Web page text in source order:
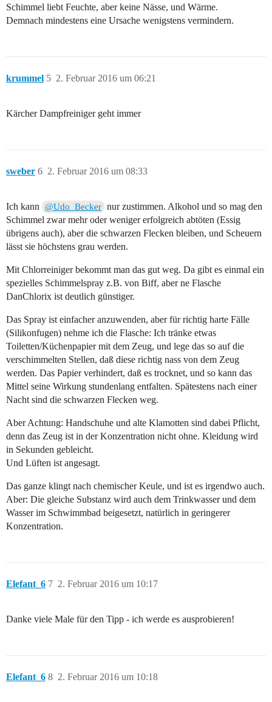
Schimmel liebt Feuchte, aber keine Nässe, und Wärme.
Demnach mindestens eine Ursache wenigstens vermindern.
krummel 2. Februar 2016 um 06:21
5
Kärcher Dampfreiniger geht immer
sweber 2. Februar 2016 um 08:33
6
Ich kann @Udo_Becker nur zustimmen. Alkohol und so mag den
Schimmel zwar mehr oder weniger erfolgreich abtöten (Essig
übrigens auch), aber die schwarzen Flecken bleiben, und Scheuern
lässt sie höchstens grau werden.
Mit Chlorreiniger bekommt man das gut weg. Da gibt es einmal ein
spezielles Schimmelspray z.B. von Biff, aber ne Flasche
DanChlorix ist deutlich günstiger.
Das Spray ist einfacher anzuwenden, aber für richtig harte Fälle
(Silikonfugen) nehme ich die Flasche: Ich tränke etwas
Toiletten/Küchenpapier mit dem Zeug, und lege das so auf die
verschimmelten Stellen, daß diese richtig nass von dem Zeug
werden. Das Papier verhindert, daß es trocknet, und so kann das
Mittel seine Wirkung stundenlang entfalten. Spätestens nach einer
Nacht sind die schwarzen Flecken weg.
Aber Achtung: Handschuhe und alte Klamotten sind dabei Pflicht,
denn das Zeug ist in der Konzentration nicht ohne. Kleidung wird
in Sekunden gebleicht.
Und Lüften ist angesagt.
Das ganze klingt nach chemischer Keule, und ist es irgendwo auch.
Aber: Die gleiche Substanz wird auch dem Trinkwasser und dem
Wasser im Schwimmbad beigesetzt, natürlich in geringerer
Konzentration.
Elefant_6 2. Februar 2016 um 10:17
7
Danke viele Male für den Tipp - ich werde es ausprobieren!
Elefant_6 2. Februar 2016 um 10:18
8